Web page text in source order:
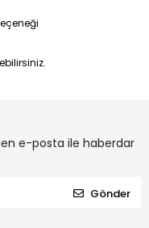
e-posta ile haberdar
Gönder